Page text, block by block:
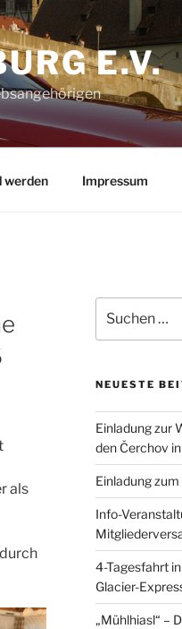
E.V.
Impressum
als
nach:
NEUESTE
Einladung zur
den Čerchov
Einladung
Info-
4-Tagesfahrt
Glacier-
„Mühlhiasl“ –